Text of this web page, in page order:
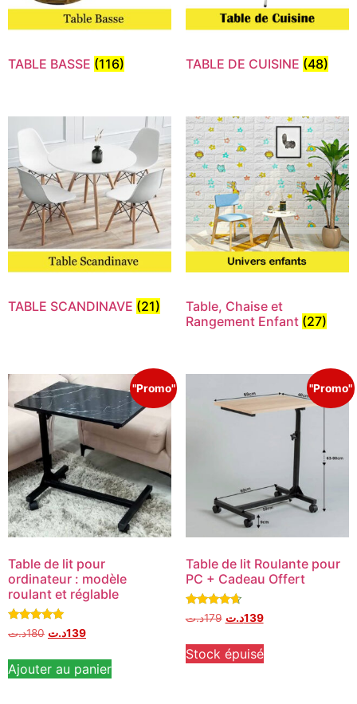
TABLE BASSE (116) TABLE DE CUISINE (48)
TABLE SCANDINAVE (21)
Table, Chaise et
Rangement Enfant (27)
"Promo"
Table de lit pour
ordinateur : modèle
roulant et réglable
Note
5.00
180د.ت 139د.ت
Ajouter au panier
"Promo"
Table de lit Roulante pour
PC + Cadeau Offert
Note
4.50
179د.ت 139د.ت
Stock épuisé